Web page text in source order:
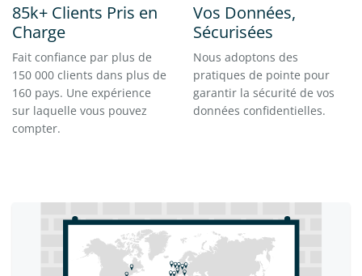
85k+ Clients Pris en
Charge
Fait confiance par plus de
150 000 clients dans plus de
160 pays. Une expérience
sur laquelle vous pouvez
compter.
Vos Données,
Sécurisées
Nous adoptons des
pratiques de pointe pour
garantir la sécurité de vos
données confidentielles.